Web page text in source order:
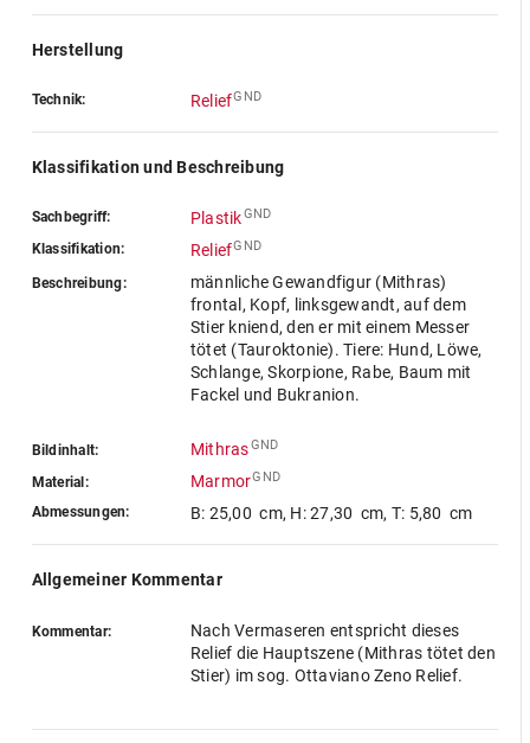
Herstellung
Technik: ReliefGND
Klassifikation und Beschreibung
Sachbegriff: PlastikGND
Klassifikation: ReliefGND
Beschreibung:
männliche Gewandfigur (Mithras)
frontal, Kopf, linksgewandt, auf dem
Stier kniend, den er mit einem Messer
tötet (Tauroktonie). Tiere: Hund, Löwe,
Schlange, Skorpione, Rabe, Baum mit
Fackel und Bukranion.
Bildinhalt: MithrasGND
Material: MarmorGND
Abmessungen: B: 25,00 cm, H: 27,30 cm, T: 5,80 cm
Allgemeiner Kommentar
Kommentar:
Nach Vermaseren entspricht dieses
Relief die Hauptszene (Mithras tötet den
Stier) im sog. Ottaviano Zeno Relief.